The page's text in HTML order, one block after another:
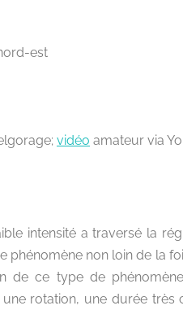
est
vidéo amateur via
intensité a traversé la
non loin de la
de ce type de
rotation, une durée très